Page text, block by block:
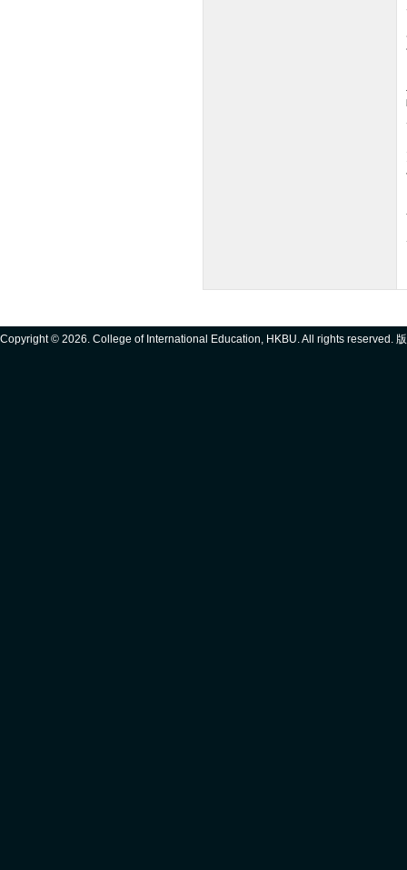
Copyright © 2026. College of International Education, HKBU. All rights reserved.